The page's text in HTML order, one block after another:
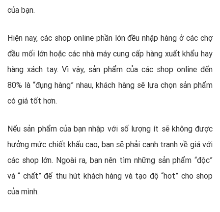
của bạn.
Hiện nay, các shop online phần lớn đều nhập hàng ở các chợ
đầu mối lớn hoặc các nhà máy cung cấp hàng xuất khẩu hay
hàng xách tay. Vì vậy, sản phẩm của các shop online đến
80% là “đụng hàng” nhau, khách hàng sẽ lựa chọn sản phẩm
có giá tốt hơn.
Nếu sản phẩm của bạn nhập với số lượng ít sẽ không được
hưởng mức chiết khấu cao, bạn sẽ phải cạnh tranh về giá với
các shop lớn. Ngoài ra, bạn nên tìm những sản phẩm “độc”
và “ chất” để thu hút khách hàng và tạo độ “hot” cho shop
của mình.